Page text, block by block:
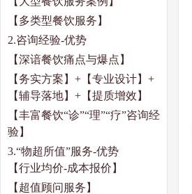
【多类型餐饮服务】
2.咨询经验-优势
【深谙餐饮痛点与爆点】
【务实方案】 +【专业设计】+
【辅导落地】 + 【提质增效】
【丰富餐饮“诊”“理”“疗”咨询经
验】
3.“物超所值”服务-优势
【行业均价-成本报价】
【超值顾问服务】